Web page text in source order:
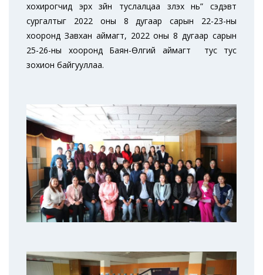
хохирогчид эрх зүйн туслалцаа үзүүлэх нь” сэдэвт
сургалтыг 2022 оны 8 дугаар сарын 22-23-ны
хооронд Завхан аймагт, 2022 оны 8 дугаар сарын
25-26-ны хооронд Баян-Өлгий аймагт тус тус
зохион байгууллаа.